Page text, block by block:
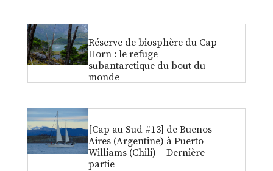
Réserve de biosphère du Cap
Horn : le refuge
subantarctique du bout du
monde
[Cap au Sud #13] de Buenos
Aires (Argentine) à Puerto
Williams (Chili) – Dernière
partie